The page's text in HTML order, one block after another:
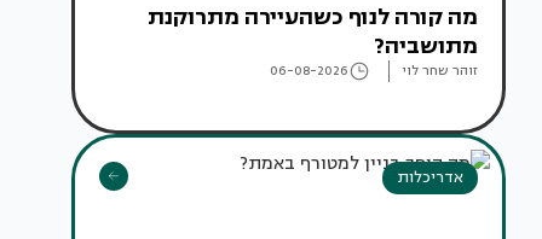
מה קורה לנוף כשהעיירה מתרוקנת
מתושביה?
זוהר שחר לוי 06-08-2026
אדריכלות